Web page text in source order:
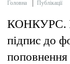
Головна Публікації
КОНКУРС.
підпис до